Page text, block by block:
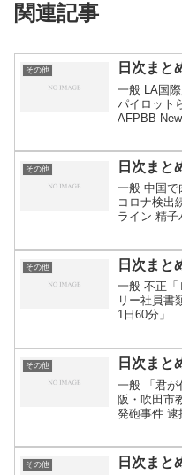
関連記事
その他 日次まと
一般 LA国
パイロット
AFPBB
その他 日次まと
一般 中国で
コロナ検出
ライン 精
その他 日次まと
一般 不正
リー社員書
1日60分」
その他 日次まと
一般 「君
阪・吹田市
発砲事件 逮
その他 日次まと